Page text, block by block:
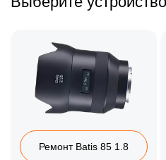
Ремонт Batis 85 1.8